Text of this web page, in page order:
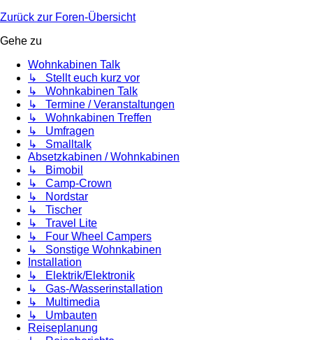
Zurück zur Foren-Übersicht
Gehe zu
Wohnkabinen Talk
↳ Stellt euch kurz vor
↳ Wohnkabinen Talk
↳ Termine / Veranstaltungen
↳ Wohnkabinen Treffen
↳ Umfragen
↳ Smalltalk
Absetzkabinen / Wohnkabinen
↳ Bimobil
↳ Camp-Crown
↳ Nordstar
↳ Tischer
↳ Travel Lite
↳ Four Wheel Campers
↳ Sonstige Wohnkabinen
Installation
↳ Elektrik/Elektronik
↳ Gas-/Wasserinstallation
↳ Multimedia
↳ Umbauten
Reiseplanung